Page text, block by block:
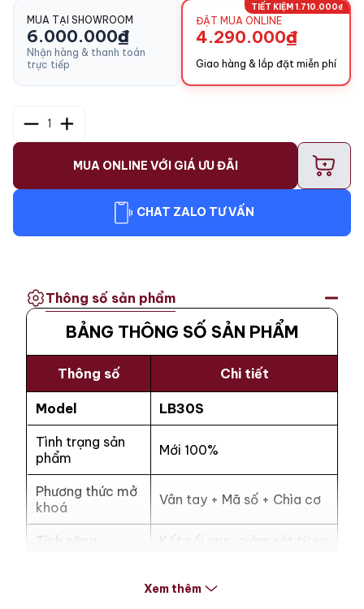
MUA TẠI SHOWROOM
6.000.000₫
Nhận hàng & thanh toán
trực tiếp
TIẾT KIỆM 1.710.000₫
ĐẶT MUA ONLINE
4.290.000₫
Giao hàng & lắp đặt miễn phí
1
MUA ONLINE VỚI GIÁ ƯU ĐÃI +
CHAT ZALO TƯ VẤN
Thông số sản phẩm
BẢNG THÔNG SỐ SẢN PHẨM
Thông số Chi tiết
Model LB30S
Tình trạng sản
phẩm
Mới 100%
Phương thức mở
khoá
Vân tay + Mã số + Chìa cơ
Tính năng Kết nối app, giám sát từ xa
30 x 39 x 30 cm
Xem thêm